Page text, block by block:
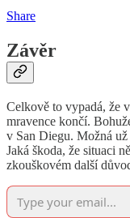
Share
Závěr
Celkově to vypadá, že
mravence končí.
v San Diegu. Možná
Jaká škoda, že situaci
zkouškovém další